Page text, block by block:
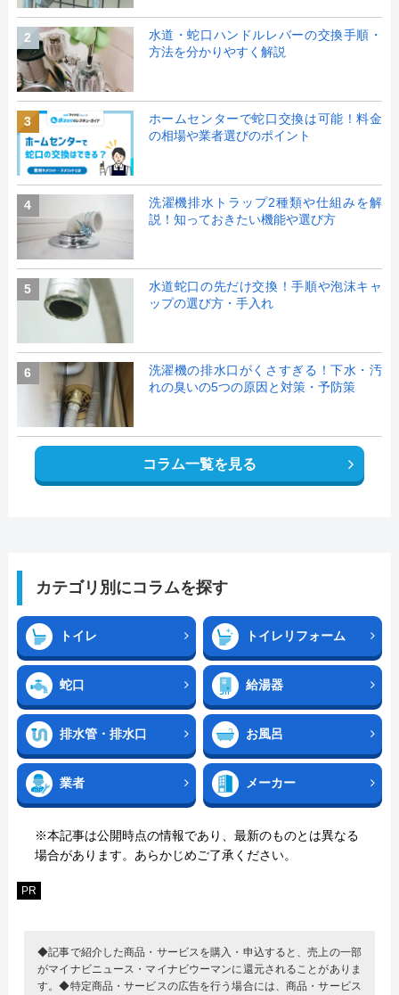
2
水道・蛇口ハンドルレバーの交換手順・
方法を分かりやすく解説
3
ホームセンターで蛇口交換は可能！料金
の相場や業者選びのポイント
4
洗濯機排水トラップ2種類や仕組みを解
説！知っておきたい機能や選び方
5
水道蛇口の先だけ交換！手順や泡沫キャ
ップの選び方・手入れ
6
洗濯機の排水口がくさすぎる！下水・汚
れの臭いの5つの原因と対策・予防策
コラム一覧を見る
カテゴリ別にコラムを探す
トイレ トイレリフォーム
蛇口 給湯器
排水管・排水口 お風呂
業者 メーカー
※本記事は公開時点の情報であり、最新のものとは異なる
場合があります。あらかじめご了承ください。
PR
◆記事で紹介した商品・サービスを購入・申込すると、売上の一部
がマイナビニュース・マイナビウーマンに還元されることがありま
す。◆特定商品・サービスの広告を行う場合には、商品・サービス